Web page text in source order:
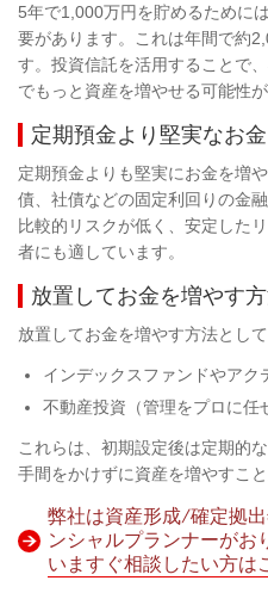
5年で1,000万円を貯めるために
要があります。これは年間で約
す。投資信託を活用することで
でもっと資産を増やせる可能性
定期預金より堅実なお
定期預金よりも堅実にお金を増
債、社債などの固定利回りの金
比較的リスクが低く、安定した
者にも適しています。
放置してお金を増やす
放置してお金を増やす方法とし
インデックスファンドやアク
不動産投資（管理をプロに任
これらは、初期設定後は定期的
手間をかけずに資産を増やすこと
弊社は資産形成/確定拠
ンシャルプランナーがお
いますぐ相談したい方は